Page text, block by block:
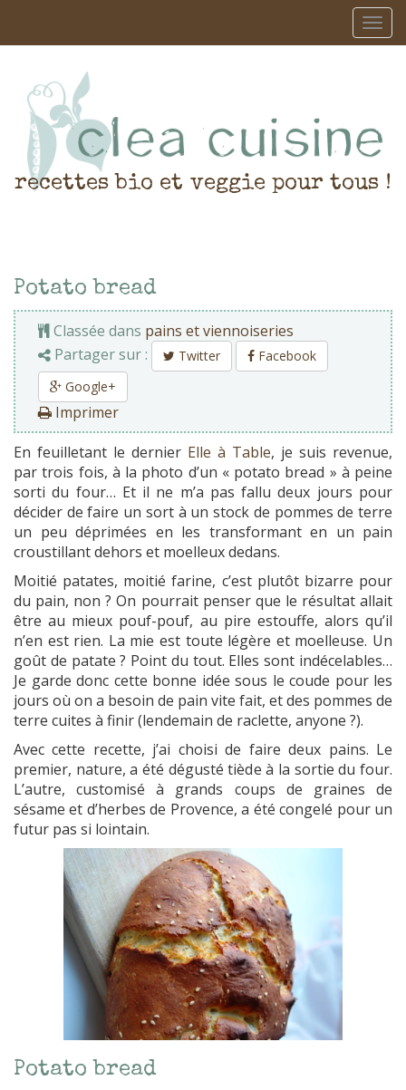
recettes bio et veggie pour tous !
Potato bread
Classée dans pains et viennoiseries
Partager sur :
Twitter
Facebook
Google+
Imprimer
En feuilletant le dernier Elle à Table, je suis revenue,
par trois fois, à la photo d’un « potato bread » à peine
sorti du four… Et il ne m’a pas fallu deux jours pour
décider de faire un sort à un stock de pommes de terre
un peu déprimées en les transformant en un pain
croustillant dehors et moelleux dedans.
Moitié patates, moitié farine, c’est plutôt bizarre pour
du pain, non ? On pourrait penser que le résultat allait
être au mieux pouf-pouf, au pire estouffe, alors qu’il
n’en est rien. La mie est toute légère et moelleuse. Un
goût de patate ? Point du tout. Elles sont indécelables…
Je garde donc cette bonne idée sous le coude pour les
jours où on a besoin de pain vite fait, et des pommes de
terre cuites à finir (lendemain de raclette, anyone ?).
Avec cette recette, j’ai choisi de faire deux pains. Le
premier, nature, a été dégusté tiède à la sortie du four.
L’autre, customisé à grands coups de graines de
sésame et d’herbes de Provence, a été congelé pour un
futur pas si lointain.
Potato bread